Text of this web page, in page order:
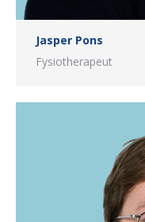
Jasper Pons
Fysiotherapeut